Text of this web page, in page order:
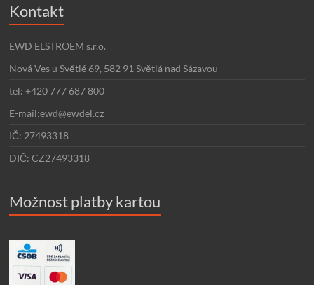
Kontakt
EWD ELSTROEM s.r.o.
Nová Ves u Světlé 69, 582 91 Světlá nad Sázavou
tel: +420 777 687 800
E-mail:ewd@ewdel.cz
IČ: 27493318
DIČ: CZ27493318
Možnost platby kartou